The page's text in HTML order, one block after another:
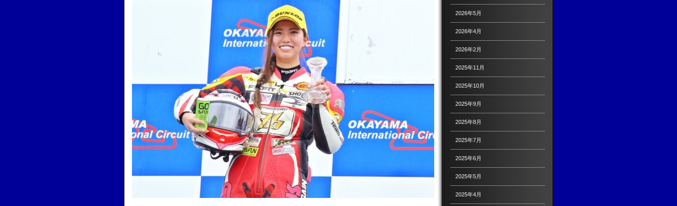
2026年5月
2026年4月
2026年2月
2025年11月
2025年10月
2025年9月
2025年8月
2025年7月
2025年6月
2025年5月
2025年4月